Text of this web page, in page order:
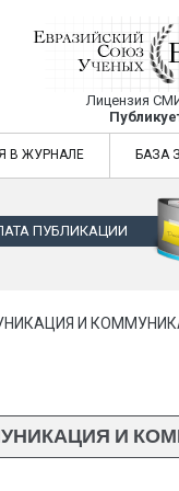
Лицензия
Союз Ученых —
В ЖУРНАЛЕ БАЗА
ПУБЛИКАЦИИ
И
И